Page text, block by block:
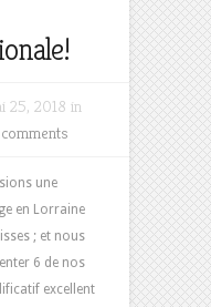
25, 2018 in
une
en Lorraine
; et nous
6 de nos
excellent